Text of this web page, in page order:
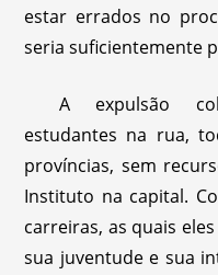
estar errados no
seria suficientemente
A expulsão
estudantes na rua,
províncias, sem
Instituto na capital.
carreiras, as quais
sua juventude e sua